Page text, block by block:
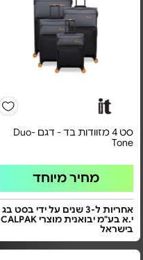
סט 4 מזוודות בד - דגם Duo-
Tone
מחיר מיוחד
אחריות ל-3 שנים על ידי בסט בג
י.א בע"מ יבואנית מוצרי CALPAK
בישראל